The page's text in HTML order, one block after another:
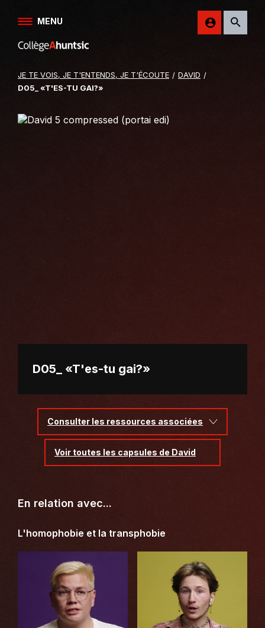
Aller au contenu
MENU
Retour
site
du
Ahuntsic
JE TE VOIS, JE T'ENTENDS, JE T'ÉCOUTE
DAVID
D05_ «T'ES-TU GAI?»
D05_ «T'es-tu gai?»
Consulter les ressources associées
Voir toutes les capsules de David
En relation avec...
L'homophobie et la transphobie